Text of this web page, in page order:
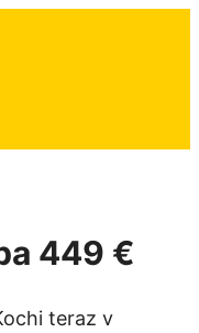
449 €
teraz v